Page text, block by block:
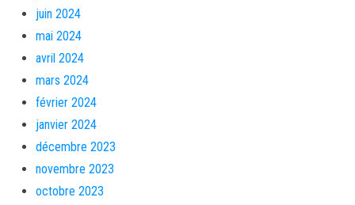
juin 2024
mai 2024
avril 2024
mars 2024
février 2024
janvier 2024
décembre 2023
novembre 2023
octobre 2023